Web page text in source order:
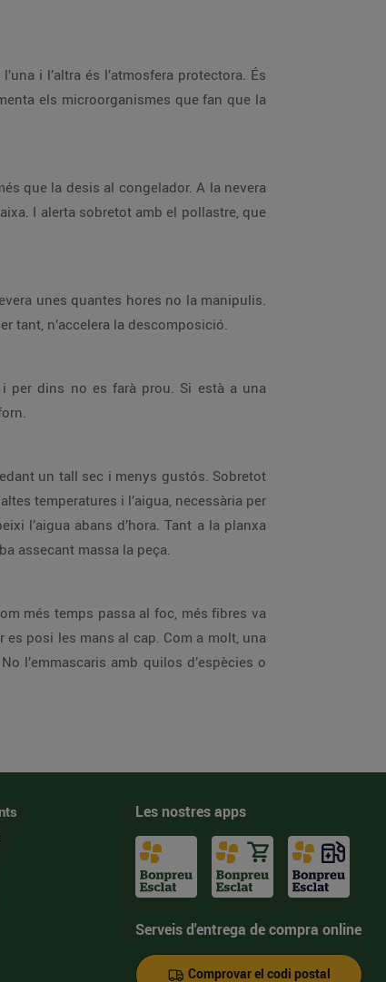
i l’altra és l’atmosfera protectora. És
els microorganismes que fan que la
que la desis al congelador. A la nevera
I alerta sobretot amb el pollastre, que
unes quantes hores no la manipulis.
tant, n’accelera la descomposició.
per dins no es farà prou. Si està a una
un tall sec i menys gustós. Sobretot
temperatures i l’aigua, necessària per
l’aigua abans d’hora. Tant a la planxa
assecant massa la peça.
més temps passa al foc, més fibres va
posi les mans al cap. Com a molt, una
l’emmascaris amb quilos d’espècies o
Les nostres apps
Serveis d'entrega de compra online
Comprovar el codi postal